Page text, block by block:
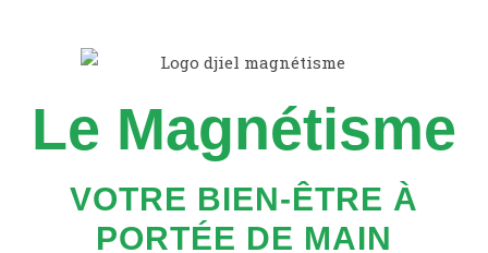
Le Magnétisme
VOTRE BIEN-ÊTRE À
PORTÉE DE MAIN